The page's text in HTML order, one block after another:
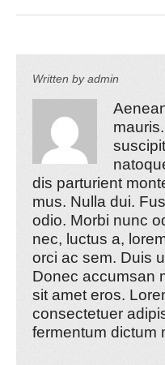
Written byadmin
dis parturient
mus. Nulla dui.
odio. Morbi nunc
nec, luctus a,
orci ac sem. Duis
Donec accumsan
sit amet eros.
consectetuer
fermentum dictum